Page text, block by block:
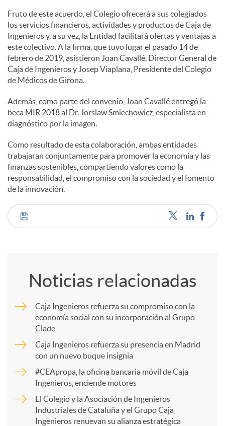
t
e
n
i
d
o
s
Fruto de este acuerdo, el Colegio ofrecerá a sus colegiados
los servicios financieros, actividades y productos de Caja de
Ingenieros y, a su vez, la Entidad facilitará ofertas y ventajas a
este colectivo. A la firma, que tuvo lugar el pasado 14 de
febrero de 2019, asistieron Joan Cavallé, Director General de
Caja de Ingenieros y Josep Viaplana, Presidente del Colegio
de Médicos de Girona.
Además, como parte del convenio, Joan Cavallé entregó la
beca MIR 2018 al Dr. Jorslaw Smiechowicz, especialista en
diagnóstico por la imagen.
Como resultado de esta colaboración, ambas entidades
trabajaran conjuntamente para promover la economía y las
finanzas sostenibles, compartiendo valores como la
responsabilidad, el compromiso con la sociedad y el fomento
de la innovación.
C
r
Noticias relacionadas
Caja Ingenieros refuerza su compromiso con la
economía social con su incorporación al Grupo
Clade
Caja Ingenieros refuerza su presencia en Madrid
con un nuevo buque insignia
#CEApropa, la oficina bancaria móvil de Caja
Ingenieros, enciende motores
El Colegio y la Asociación de Ingenieros
Industriales de Cataluña y el Grupo Caja
Ingenieros renuevan su alianza estratégica